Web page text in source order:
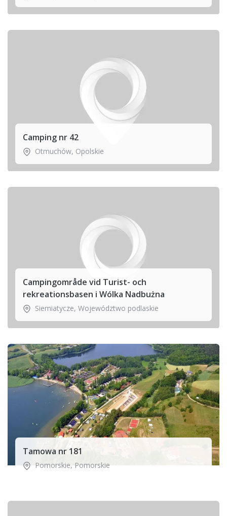
Camping nr 42
Otmuchów, Opolskie
Campingområde vid Turist- och
rekreationsbasen i Wólka Nadbużna
Siemiatycze, Województwo podlaskie
Tamowa nr 181
Pomorskie,Pomorskie